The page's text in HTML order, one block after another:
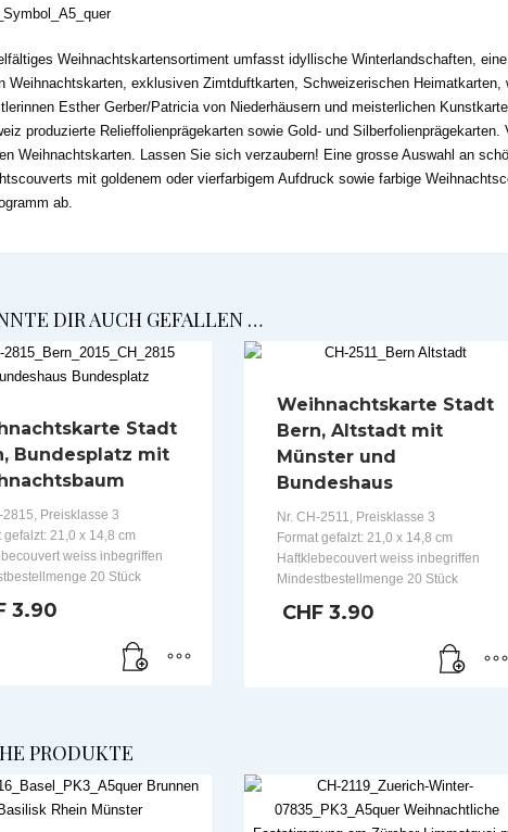
Weihnachtskartensortiment umfasst idyllische Winterlandschaften,
Weihnachtskarten, exklusiven Zimtduftkarten, Schweizerischen
Esther Gerber/Patricia von Niederhäusern und meisterlichen
produzierte Relieffolienprägekarten sowie Gold- und
Weihnachtskarten. Lassen Sie sich verzaubern! Eine grosse Auswahl an
mit goldenem oder vierfarbigem Aufdruck sowie farbige
ab.
DIR AUCH GEFALLEN …
Stadt
Bundesplatz mit
2815, Preisklasse 3
gefalzt: 21,0 x 14,8 cm
weiss inbegriffen
20 Stück
3.90
Weihnachtskarte Stadt
Bern, Altstadt mit
Münster und
Bundeshaus
Nr. CH-2511, Preisklasse 3
Format gefalzt: 21,0 x 14,8 cm
Haftklebecouvert weiss inbegriffen
Mindestbestellmenge 20 Stück
CHF3.90
PRODUKTE